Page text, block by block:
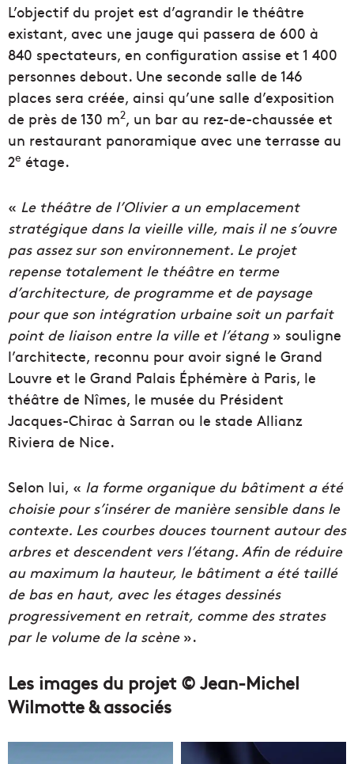
L’objectif du projet est d’agrandir le théâtre
existant, avec une jauge qui passera de 600 à
840 spectateurs, en configuration assise et 1 400
personnes debout. Une seconde salle de 146
places sera créée, ainsi qu’une salle d’exposition
de près de 130 m2, un bar au rez-de-chaussée et
un restaurant panoramique avec une terrasse au
2e étage.
« Le théâtre de l’Olivier a un emplacement
stratégique dans la vieille ville, mais il ne s’ouvre
pas assez sur son environnement. Le projet
repense totalement le théâtre en terme
d’architecture, de programme et de paysage
pour que son intégration urbaine soit un parfait
point de liaison entre la ville et l’étang» souligne
l’architecte, reconnu pour avoir signé le Grand
Louvre et le Grand Palais Éphémère à Paris, le
théâtre de Nîmes, le musée du Président
Jacques-Chirac à Sarran ou le stade Allianz
Riviera de Nice.
Selon lui, « la forme organique du bâtiment a été
choisie pour s’insérer de manière sensible dans le
contexte. Les courbes douces tournent autour des
arbres et descendent vers l’étang. Afin de réduire
au maximum la hauteur, le bâtiment a été taillé
de bas en haut, avec les étages dessinés
progressivement en retrait, comme des strates
par le volume de la scène».
Les images du projet © Jean-Michel
Wilmotte & associés